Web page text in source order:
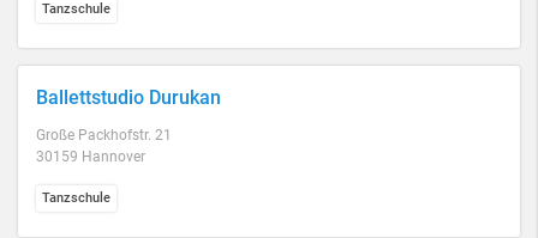
Tanzschule
Ballettstudio Durukan
Große Packhofstr. 21
30159 Hannover
Tanzschule